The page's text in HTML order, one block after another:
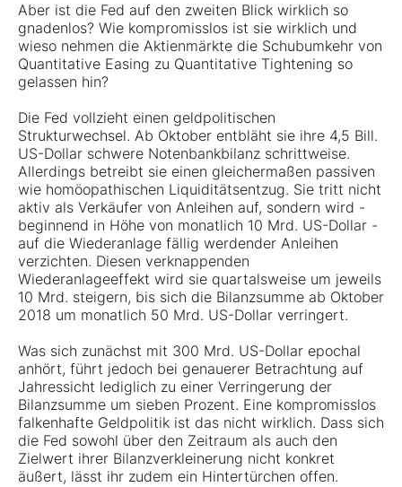
Kontakt
Aber ist die Fed auf den zweiten Blick wirklich so
gnadenlos? Wie kompromisslos ist sie wirklich und
wieso nehmen die Aktienmärkte die Schubumkehr von
Quantitative Easing zu Quantitative Tightening so
gelassen hin?
Die Fed vollzieht einen geldpolitischen
Strukturwechsel. Ab Oktober entbläht sie ihre 4,5 Bill.
US-Dollar schwere Notenbankbilanz schrittweise.
Allerdings betreibt sie einen gleichermaßen passiven
wie homöopathischen Liquiditätsentzug. Sie tritt nicht
aktiv als Verkäufer von Anleihen auf, sondern wird -
beginnend in Höhe von monatlich 10 Mrd. US-Dollar -
auf die Wiederanlage fällig werdender Anleihen
verzichten. Diesen verknappenden
Wiederanlageeffekt wird sie quartalsweise um jeweils
10 Mrd. steigern, bis sich die Bilanzsumme ab Oktober
2018 um monatlich 50 Mrd. US-Dollar verringert.
Was sich zunächst mit 300 Mrd. US-Dollar epochal
anhört, führt jedoch bei genauerer Betrachtung auf
Jahressicht lediglich zu einer Verringerung der
Bilanzsumme um sieben Prozent. Eine kompromisslos
falkenhafte Geldpolitik ist das nicht wirklich. Dass sich
die Fed sowohl über den Zeitraum als auch den
Zielwert ihrer Bilanzverkleinerung nicht konkret
äußert, lässt ihr zudem ein Hintertürchen offen.